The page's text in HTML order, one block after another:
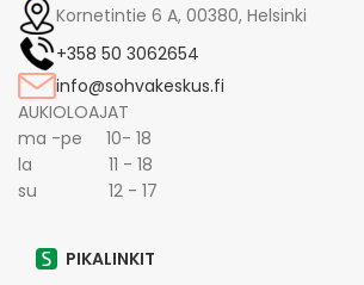
Kornetintie 6 A, 00380, Helsinki
+358 50 3062654
info@sohvakeskus.fi
AUKIOLOAJAT
ma -pe 10- 18
la 11 - 18
su 12 - 17
PIKALINKIT